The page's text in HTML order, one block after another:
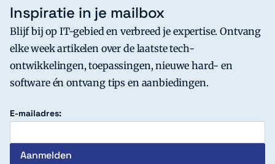
Inspiratie in je mailbox
Blijf bij op IT-gebied en verbreed je expertise. Ontvang
elke week artikelen over de laatste tech-
ontwikkelingen, toepassingen, nieuwe hard- en
software én ontvang tips en aanbiedingen.
E-mailadres: